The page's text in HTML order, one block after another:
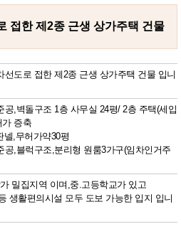
접한 제2종 근생 상가주택 건물
선도로 접한 제2종 근생 상가주택 건물 입니
공,벽돌구조 1층 사무실 24평/ 2층 주택(세입
가 증축
넬,무허가약30평
공,블럭구조,분리형 원룸3가구(임차인거주
밀집지역 이며,중.고등학교가 있고
생활편의시설 모두 도보 가능한 입지 입니